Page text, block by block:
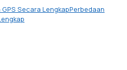
Perbedaan